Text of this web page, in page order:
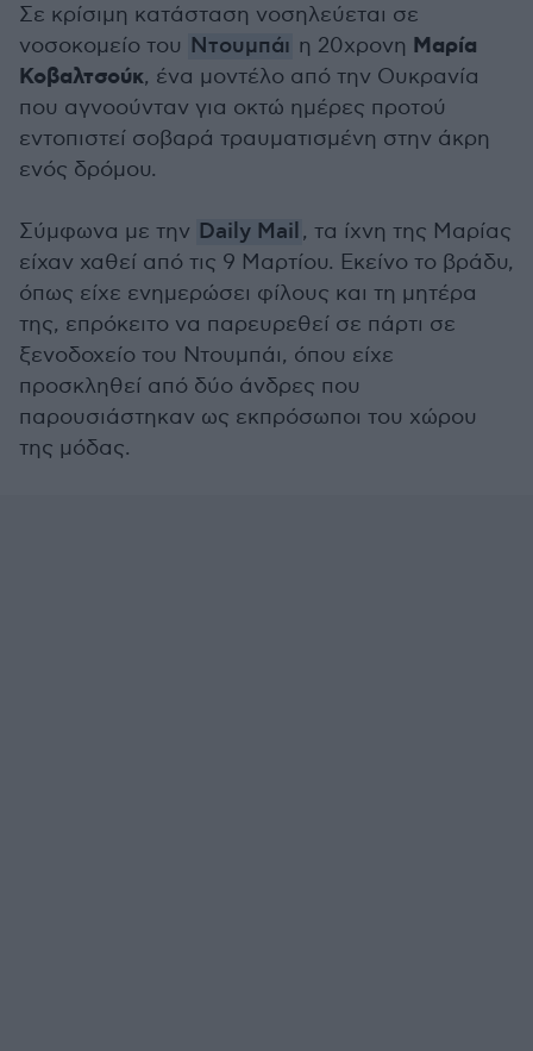
Σε κρίσιμη κατάσταση νοσηλεύεται σε
νοσοκομείο του Ντουμπάι η 20χρονη Μαρία
Κοβαλτσούκ, ένα μοντέλο από την Ουκρανία
που αγνοούνταν για οκτώ ημέρες προτού
εντοπιστεί σοβαρά τραυματισμένη στην άκρη
ενός δρόμου.
Σύμφωνα με την Daily Mail, τα ίχνη της Μαρίας
είχαν χαθεί από τις 9 Μαρτίου. Εκείνο το βράδυ,
όπως είχε ενημερώσει φίλους και τη μητέρα
της, επρόκειτο να παρευρεθεί σε πάρτι σε
ξενοδοχείο του Ντουμπάι, όπου είχε
προσκληθεί από δύο άνδρες που
παρουσιάστηκαν ως εκπρόσωποι του χώρου
της μόδας.